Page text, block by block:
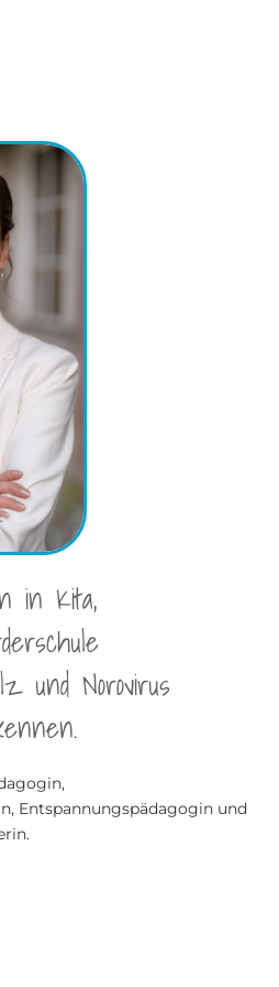
in Kita,
und Norovirus
Entspannungspädagogin und